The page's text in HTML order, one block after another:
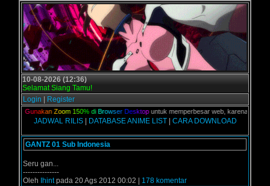
10-08-2026 (12:36)
Selamat Siang Tamu!
Login
Register
unakan Zoom 15 0% di Br owser Desktopuntuk memperbesar web, karena aslinya
JADWAL RILIS| DATABASE ANIME LIST| CARA DOWNLOAD
GANTZ 01 Sub Indonesia
Seru gan...
---------------
Oleh
Ihintpada 20 Ags 2012 00:02 | 178 komentar